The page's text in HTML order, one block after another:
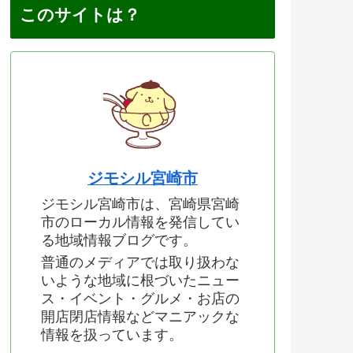
このサイトは？
ジモシル宮崎市
ジモシル宮崎市は、宮崎県宮崎
市のローカル情報を発信してい
る地域情報ブログです。
普通のメディアでは取り扱わな
いような地域に根づいたニュー
ス・イベント・グルメ・お店の
開店閉店情報などマニアックな
情報を扱っています。